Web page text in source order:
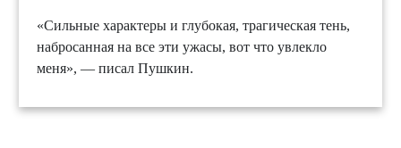
«Сильные характеры и глубокая, трагическая тень,
набросанная на все эти ужасы, вот что увлекло
меня», — писал Пушкин.